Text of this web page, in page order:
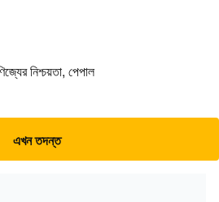
নিশ্চয়তা, পেপাল
এখন তদন্ত